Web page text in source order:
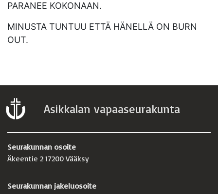
PARANEE KOKONAAN.
MINUSTA TUNTUU ETTÄ HÄNELLÄ ON BURN
OUT.
Asikkalan vapaaseurakunta
Seurakunnan osoite
Äkeentie 2 17200 Vääksy
Seurakunnan jakeluosoite